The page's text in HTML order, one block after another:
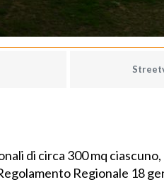
di circa 300 mq
Regionale 18